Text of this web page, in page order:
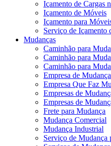
Içamento de Cargas
Içamento de Móveis
Içamento para
Serviço de Içamento
Mudanças
Caminhão para
Caminhão para
Caminhão para
Empresa de
Empresa Que Faz
Empresas de
Empresas de
Frete para Mudança
Mudança Comercial
Mudança Industrial
Serviço de Mudança